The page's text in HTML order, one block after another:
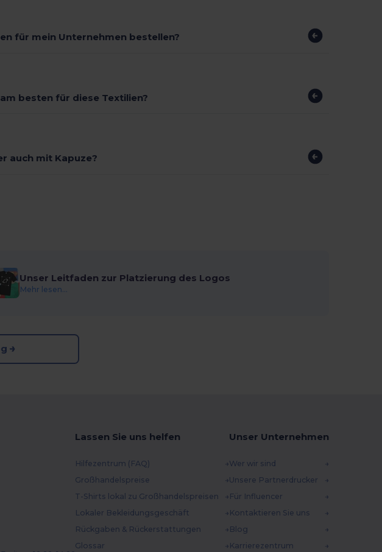
für mein Unternehmen bestellen?
besten für diese Textilien?
auch mit Kapuze?
Unser Leitfaden zur Platzierung des Logos
Mehr lesen...
Lassen Sie uns helfen
Hilfezentrum (FAQ)
Großhandelspreise
T-Shirts lokal zu Großhandelspreisen
Lokaler Bekleidungsgeschäft
Rückgaben & Rückerstattungen
Glossar
Unser Unternehmen
Wer wir sind
Unsere Partnerdrucker
Für Influencer
Kontaktieren Sie uns
Blog
Karrierezentrum